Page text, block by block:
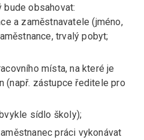
bude obsahovat:
a zaměstnavatele (jméno,
trvalý pobyt;
místa, na které je
(např. zástupce ředitele pro
sídlo školy);
práci vykonávat